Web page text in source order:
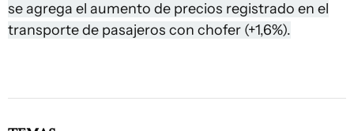
se agrega el aumento de precios registrado en el
transporte de pasajeros con chofer (+1,6%).